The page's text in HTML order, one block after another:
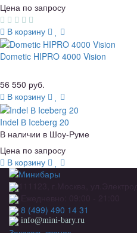
Цена по запросу
В корзину
Dometic HIPRO 4000 Vision
56 550 руб.
В корзину
Indel В Iceberg 20
В наличии в Шоу-Руме
Цена по запросу
В корзину
8 (499) 490 14 31
info@mini-bary.ru